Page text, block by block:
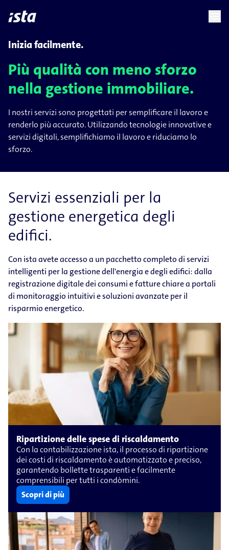
languagechevron_right
Inizia facilmente.
Più qualità con meno sforzo
nella gestione immobiliare.
I nostri servizi sono progettati per semplificare il lavoro e
renderlo più accurato. Utilizzando tecnologie innovative e
servizi digitali, semplifichiamo il lavoro e riduciamo lo
sforzo.
Servizi essenziali per la
gestione energetica degli
edifici.
Con ista avete accesso a un pacchetto completo di servizi
intelligenti per la gestione dell'energia e degli edifici: dalla
registrazione digitale dei consumi e fatture chiare a portali
di monitoraggio intuitivi e soluzioni avanzate per il
risparmio energetico.
Ripartizione delle spese di riscaldamento
Con la contabilizzazione ista, il processo di ripartizione
dei costi di riscaldamento è automatizzato e preciso,
garantendo bollette trasparenti e facilmente
comprensibili per tutti i condòmini.
Scopri di più